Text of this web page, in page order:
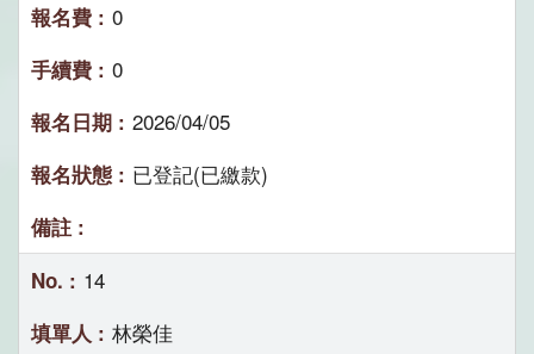
0
0
2026/04/05
已登記(已繳款)
14
林榮佳